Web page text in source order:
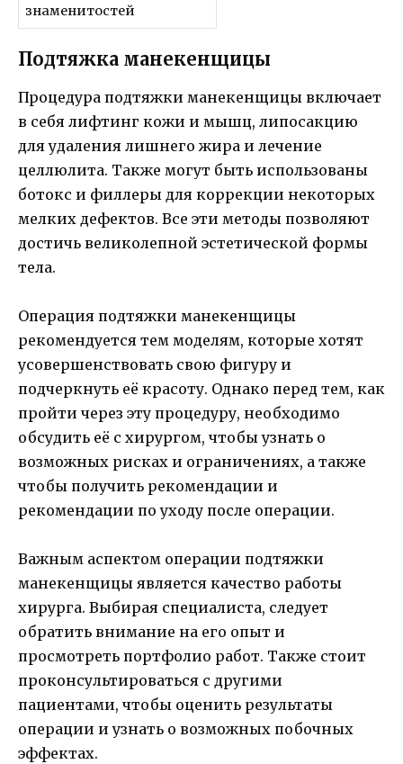
знаменитостей
Подтяжка манекенщицы
Процедура подтяжки манекенщицы включает
в себя лифтинг кожи и мышц, липосакцию
для удаления лишнего жира и лечение
целлюлита. Также могут быть использованы
ботокс и филлеры для коррекции некоторых
мелких дефектов. Все эти методы позволяют
достичь великолепной эстетической формы
тела.
Операция подтяжки манекенщицы
рекомендуется тем моделям, которые хотят
усовершенствовать свою фигуру и
подчеркнуть её красоту. Однако перед тем, как
пройти через эту процедуру, необходимо
обсудить её с хирургом, чтобы узнать о
возможных рисках и ограничениях, а также
чтобы получить рекомендации и
рекомендации по уходу после операции.
Важным аспектом операции подтяжки
манекенщицы является качество работы
хирурга. Выбирая специалиста, следует
обратить внимание на его опыт и
просмотреть портфолио работ. Также стоит
проконсультироваться с другими
пациентами, чтобы оценить результаты
операции и узнать о возможных побочных
эффектах.